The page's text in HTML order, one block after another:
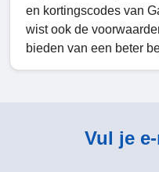
en kortingscodes van
wist ook de
bieden van een beter
Vul je